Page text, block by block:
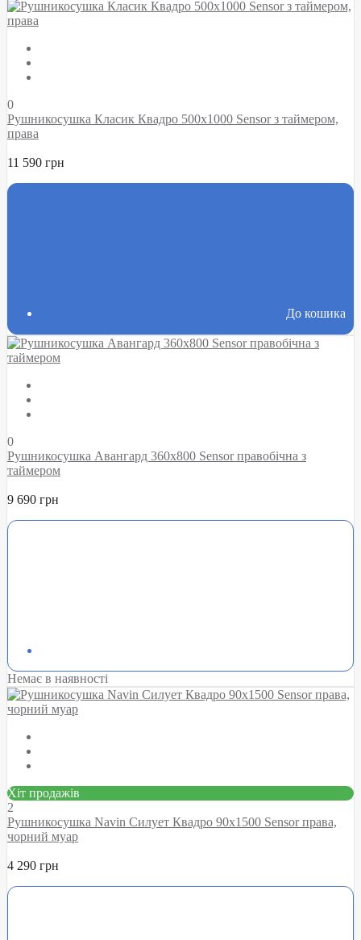
0
Рушникосушка Класик Квадро 500х1000 Sensor з таймером,
права
11 590 грн
До кошика
0
Рушникосушка Авангард 360х800 Sensor правобічна з
таймером
9 690 грн
Немає в наявності
Хіт продажів
2
Рушникосушка Navin Силует Квадро 90х1500 Sensor права,
чорний муар
4 290 грн